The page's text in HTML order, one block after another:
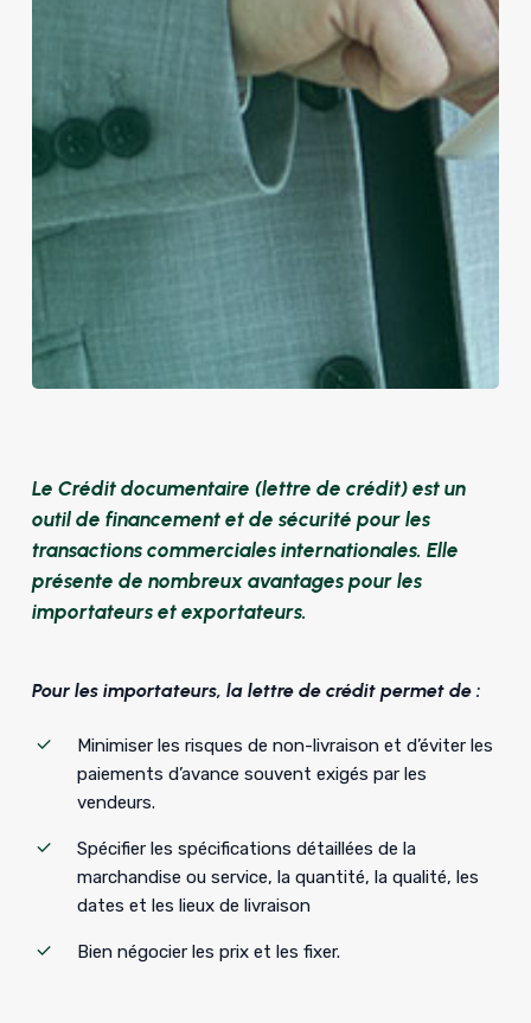
Le Crédit documentaire (lettre de crédit) est un
outil de financement et de sécurité pour les
transactions commerciales internationales. Elle
présente de nombreux avantages pour les
importateurs et exportateurs.
Pour les importateurs, la lettre de crédit permet de :
Minimiser les risques de non-livraison et d’éviter les
paiements d’avance souvent exigés par les
vendeurs.
Spécifier les spécifications détaillées de la
marchandise ou service, la quantité, la qualité, les
dates et les lieux de livraison
Bien négocier les prix et les fixer.